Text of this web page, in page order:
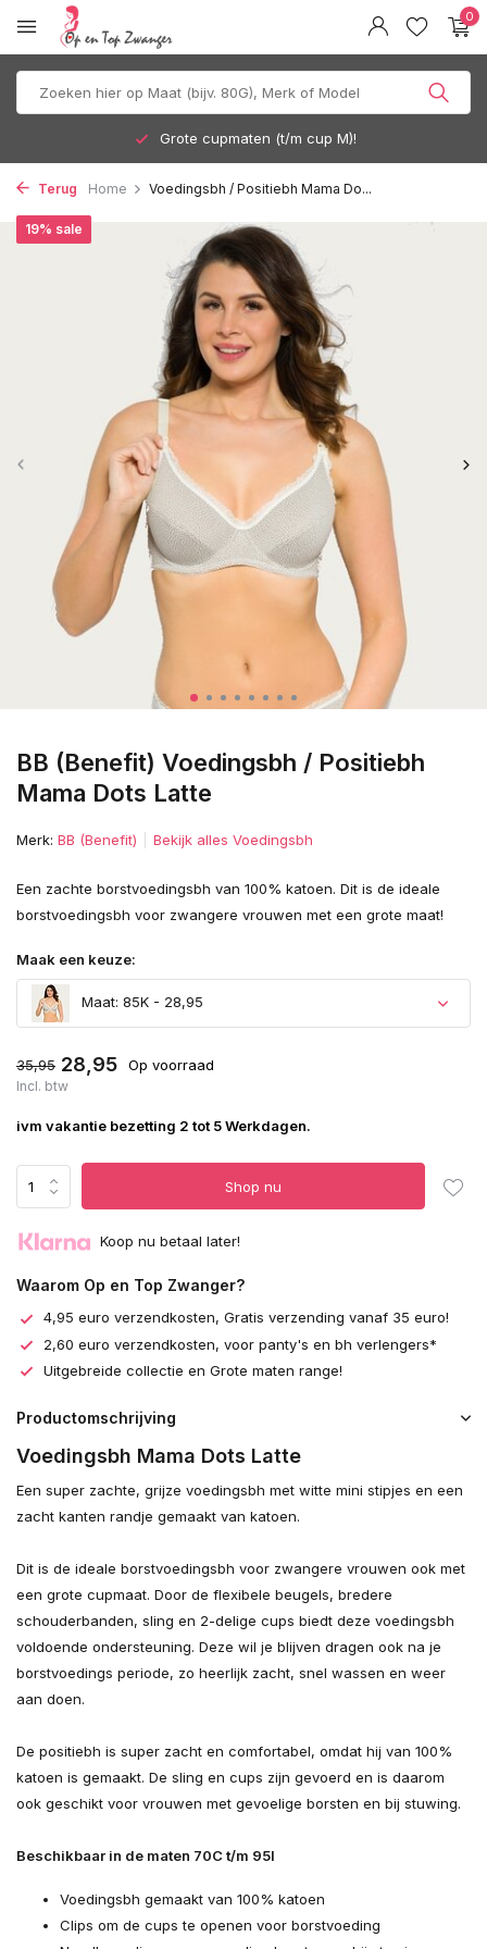
0
Grote cupmaten (t/m cup M)!
Terug Home Voedingsbh / Positiebh Mama Do...
BB (Benefit) Voedingsbh / Positiebh
Mama Dots Latte
19% sale
Merk: BB (Benefit) Bekijk alles Voedingsbh
Een zachte borstvoedingsbh van 100% katoen. Dit is de ideale
borstvoedingsbh voor zwangere vrouwen met een grote maat!
Maak een keuze:
Maat: 85K - 28,95
Uitverkocht
35,95 28,95 Op voorraad
Incl. btw
ivm vakantie bezetting 2 tot 5 Werkdagen.
Shop nu
Koop nu betaal later!
Waarom Op en Top Zwanger?
4,95 euro verzendkosten, Gratis verzending vanaf 35 euro!
2,60 euro verzendkosten, voor panty's en bh verlengers*
Uitgebreide collectie en Grote maten range!
Productomschrijving
Voedingsbh Mama Dots Latte
Een super zachte, grijze voedingsbh met witte mini stipjes en een
zacht kanten randje gemaakt van katoen.
Dit is de ideale borstvoedingsbh voor zwangere vrouwen ook met
een grote cupmaat. Door de flexibele beugels, bredere
schouderbanden, sling en 2-delige cups biedt deze voedingsbh
voldoende ondersteuning. Deze wil je blijven dragen ook na je
borstvoedings periode, zo heerlijk zacht, snel wassen en weer
aan doen.
De positiebh is super zacht en comfortabel, omdat hij van 100%
katoen is gemaakt. De sling en cups zijn gevoerd en is daarom
ook geschikt voor vrouwen met gevoelige borsten en bij stuwing.
Beschikbaar in de maten 70C t/m 95I
Voedingsbh gemaakt van 100% katoen
Clips om de cups te openen voor borstvoeding